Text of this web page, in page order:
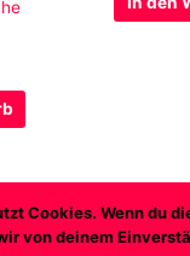
Cookies. Wenn du
von deinem